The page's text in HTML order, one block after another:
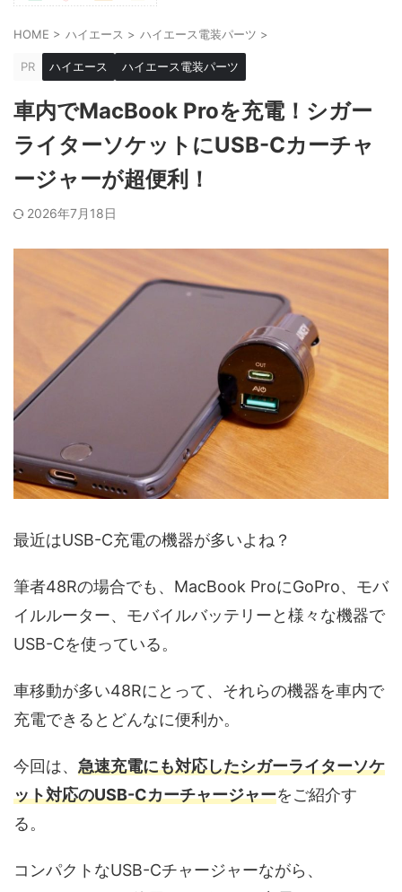
HOME > ハイエース > ハイエース電装パーツ >
PR ハイエース ハイエース電装パーツ
車内でMacBook Proを充電！シガー
ライターソケットにUSB-Cカーチャ
ージャーが超便利！
2026年7月18日
最近はUSB-C充電の機器が多いよね？
筆者48Rの場合でも、MacBook ProにGoPro、モバ
イルルーター、モバイルバッテリーと様々な機器で
USB-Cを使っている。
車移動が多い48Rにとって、それらの機器を車内で
充電できるとどんなに便利か。
今回は、 急速充電にも対応したシガーライターソケ
ット対応のUSB-Cカーチャージャーをご紹介す
る。
コンパクトなUSB-Cチャージャーながら、